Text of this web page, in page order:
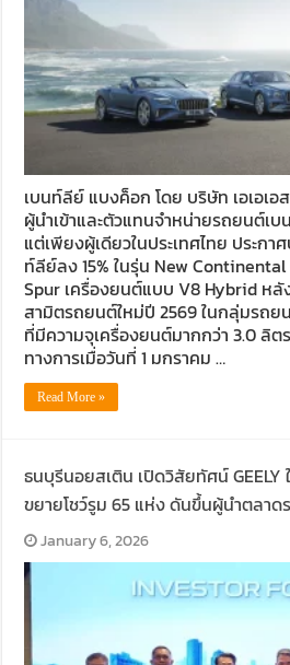
เบนท์ลีย์ แบงค็อก โดย บริษัท เอเอเอ
ผู้นำเข้าและตัวแทนจำหน่ายรถยนต์เ
แต่เพียงผู้เดียวในประเทศไทย ประก
ท์ลีย์ลง 15% ในรุ่น New
Spur เครื่องยนต์แบบ V8 Hybrid หลั
สามิตรถยนต์ใหม่ปี 2569 ในกลุ่มรถ
ที่มีความจุเครื่องยนต์มากกว่า 3.0 ลิ
ทางการเมื่อวันที่ 1 มกราคม …
Read More »
ธนบุรีนอยสเติน เปิดวิสัยทัศน์ GEELY
ขยายโชว์รูม 65 แห่ง ดันขึ้นผู้นำตลาด
January 6, 2026